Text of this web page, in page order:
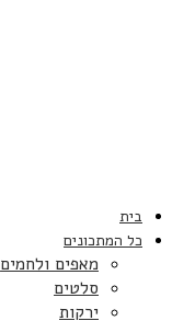
בית
כל המתכונים
מאפים ולחמים
סלטים
ירקות